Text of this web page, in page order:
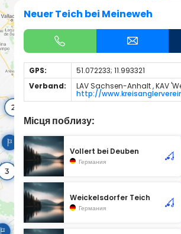
Neuer Teich bei Meineweh
GPS:
51.072233; 11.993321
Verband:
LAV Sachsen-Anhalt , KAV
http://
Місця поблизу:
Vollert bei Deuben
Германия
Weickelsdorfer Teich
Германия